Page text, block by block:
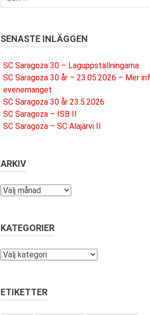
SENASTE INLÄGGEN
SC Saragoza 30 – Laguppställningarna
SC Saragoza 30 år – 23.05.2026 – Mer
evenemanget
SC Saragoza 30 år 23.5.2026
SC Saragoza – ISB II
SC Saragoza – SC Alajärvi II
ARKIV
Arkiv
KATEGORIER
Kategorier
ETIKETTER